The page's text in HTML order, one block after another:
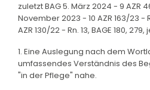
zuletzt BAG 5. März 2024 - 9 AZR
November 2023 - 10 AZR 163/23 -
AZR 130/22 - Rn. 13, BAGE 180,
1. Eine Auslegung nach dem
umfassendes Verständnis des
"in der Pflege" nahe.